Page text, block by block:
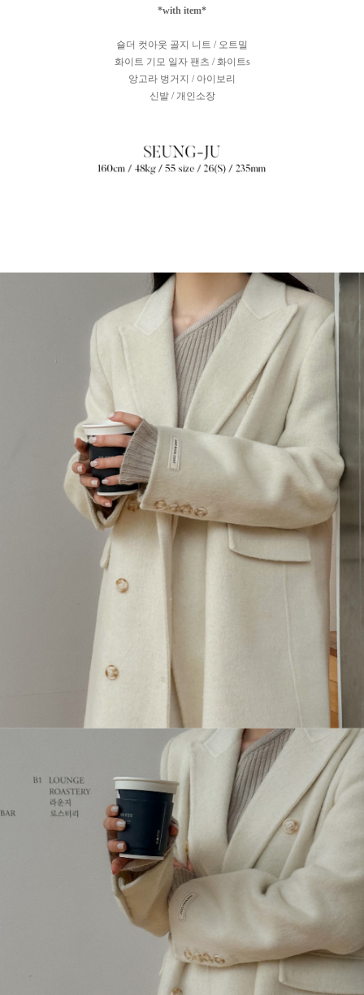
*with item*
숄더 컷아웃 골지 니트 / 오트밀
화이트 기모 일자 팬츠 / 화이트s
앙고라 벙거지 / 아이보리
신발 / 개인소장